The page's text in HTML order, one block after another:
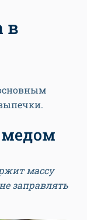
в
массу
заправлять